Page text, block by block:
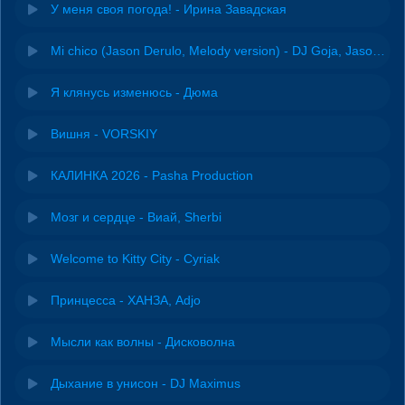
У меня своя погода! - Ирина Завадская
Я клянусь изменюсь - Дюма
Вишня - VORSKIY
КАЛИНКА 2026 - Pasha Production
Мозг и сердце - Виай, Sherbi
Welcome to Kitty City - Cyriak
Принцесса - ХАНЗА, Adjo
Мысли как волны - Дисковолна
Дыхание в унисон - DJ Maximus